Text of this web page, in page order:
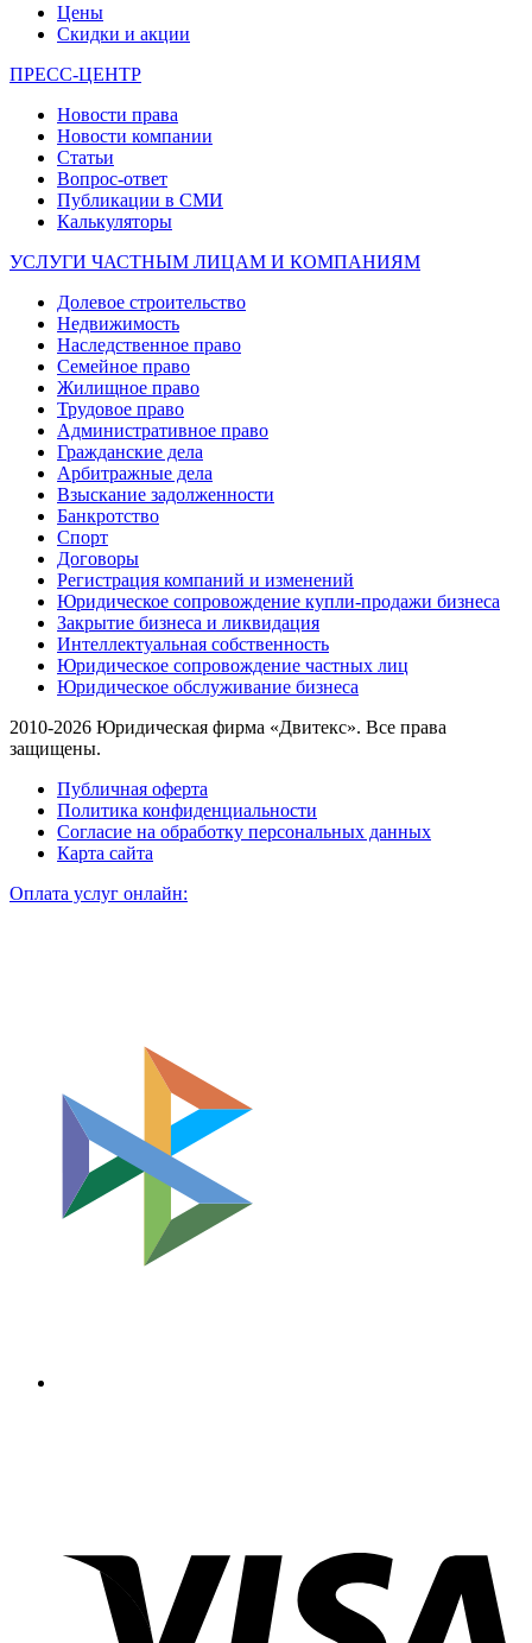
Цены
Скидки и акции
ПРЕСС-ЦЕНТР
Новости права
Новости компании
Статьи
Вопрос-ответ
Публикации в СМИ
Калькуляторы
УСЛУГИ ЧАСТНЫМ ЛИЦАМ И КОМПАНИЯМ
Долевое строительство
Недвижимость
Наследственное право
Семейное право
Жилищное право
Трудовое право
Административное право
Гражданские дела
Арбитражные дела
Взыскание задолженности
Банкротство
Спорт
Договоры
Регистрация компаний и изменений
Юридическое сопровождение купли-продажи бизнеса
Закрытие бизнеса и ликвидация
Интеллектуальная собственность
Юридическое сопровождение частных лиц
Юридическое обслуживание бизнеса
2010-2026 Юридическая фирма «Двитекс». Все права
защищены.
Публичная оферта
Политика конфиденциальности
Согласие на обработку персональных данных
Карта сайта
Оплата услуг онлайн: